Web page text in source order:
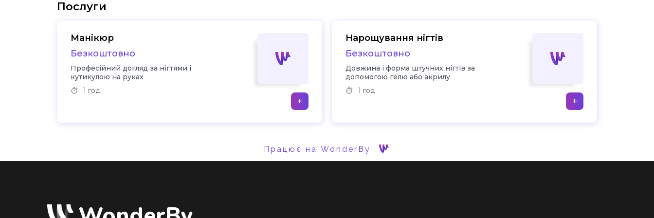
Послуги
Манікюр
Безкоштовно
Професійний догляд за нігтями і
кутикулою на руках
1 год
+
Нарощування нігтів
Безкоштовно
Довжина і форма штучних нігтів за
допомогою гелю або акрилу
1 год
+
Працює на WonderBy